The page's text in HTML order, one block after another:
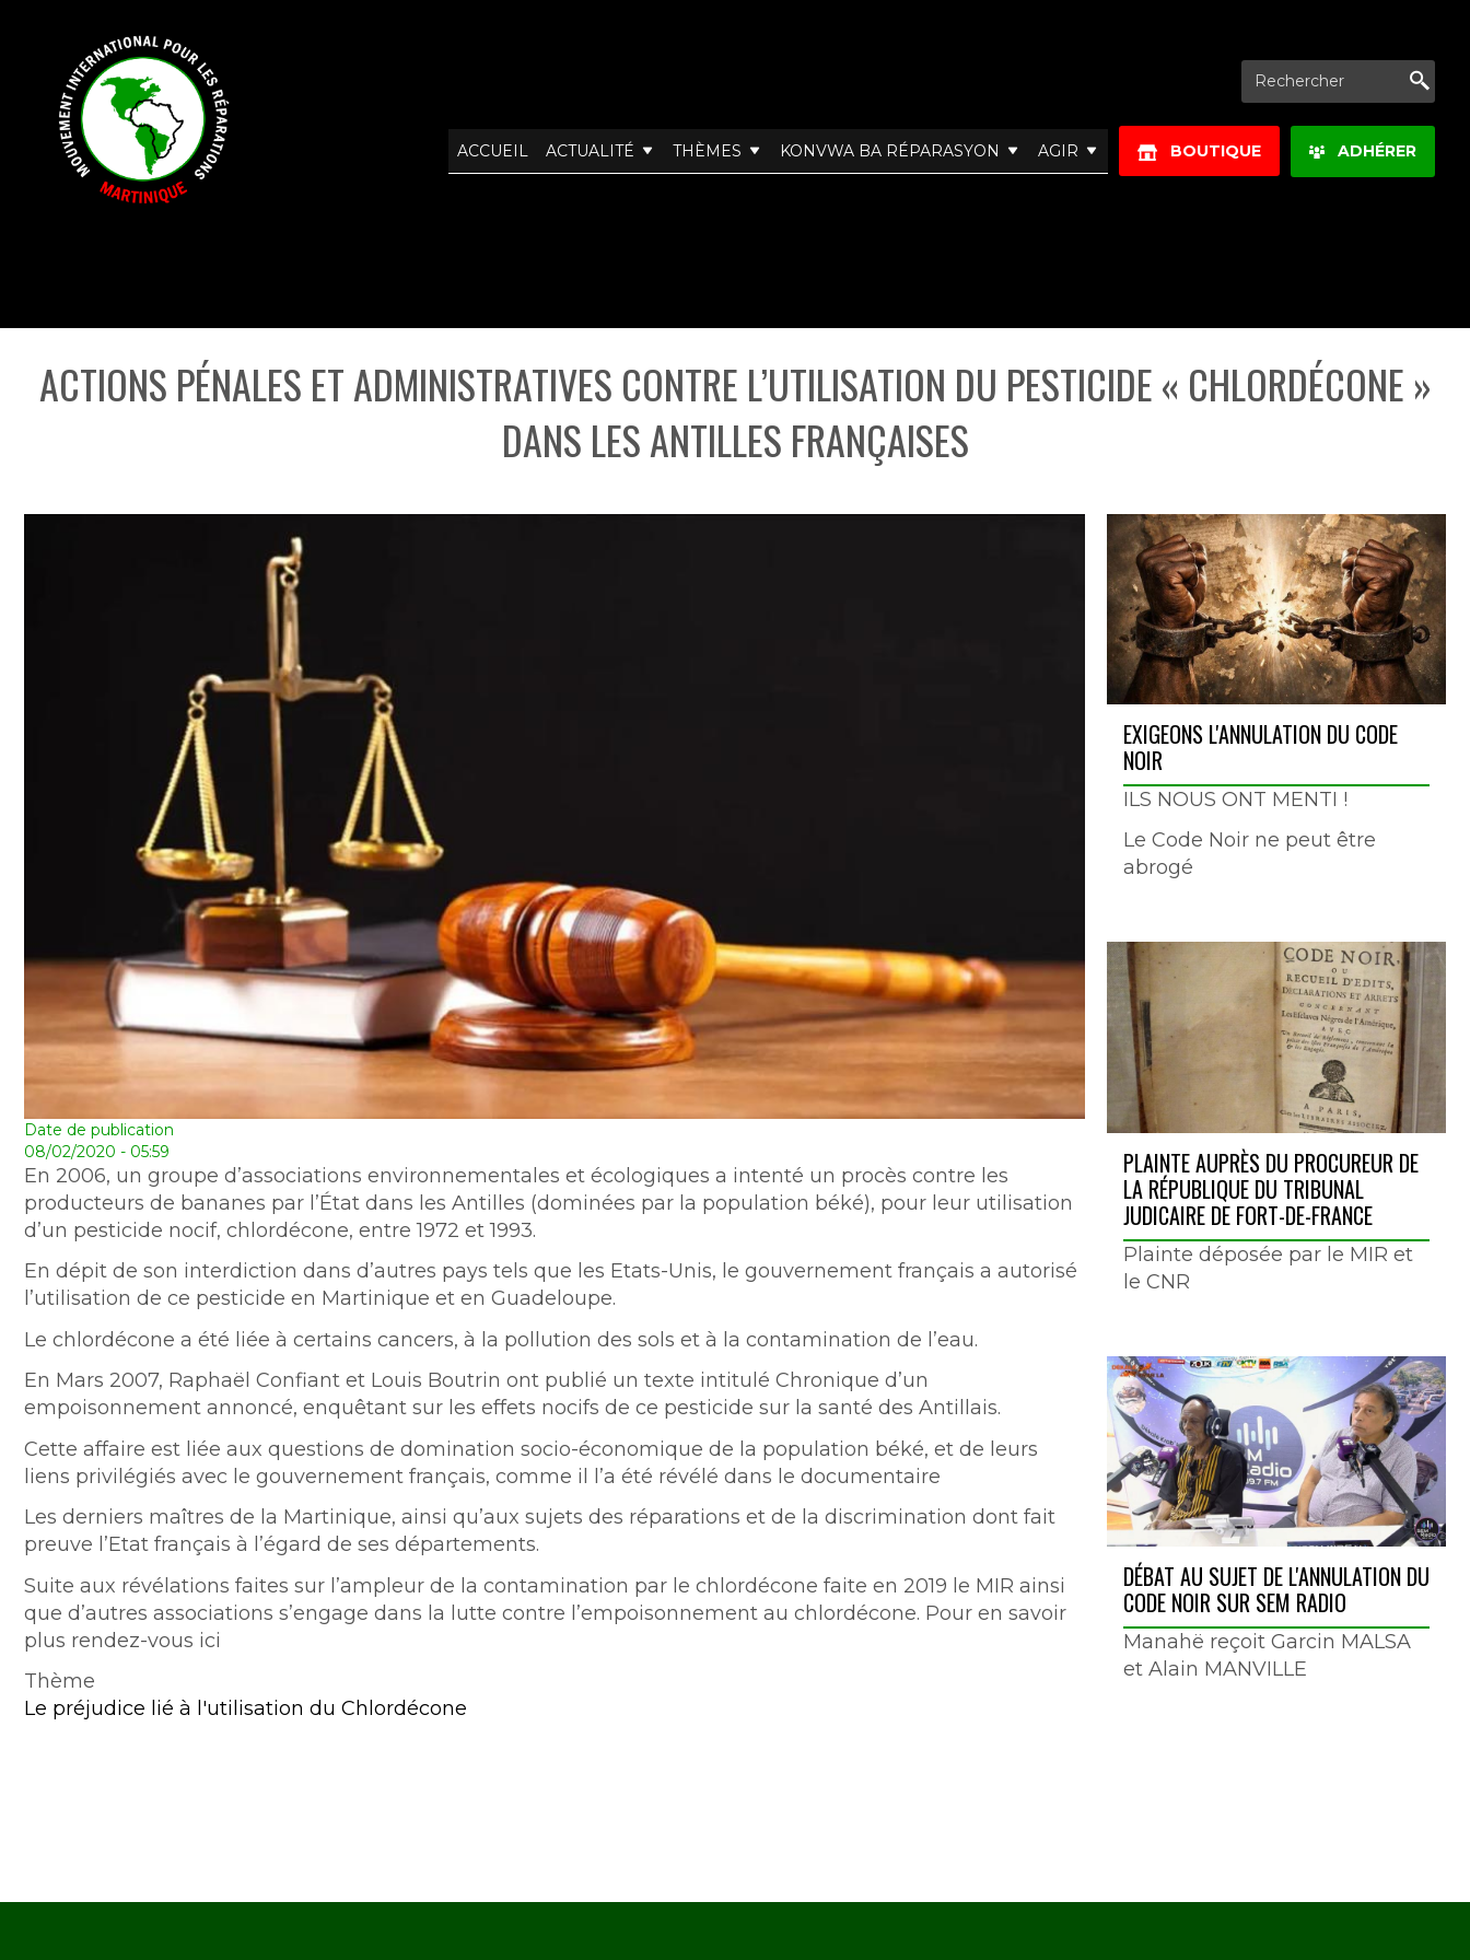
ADHÉRER
BOUTIQUE
ACCUEIL ACTUALITÉ THÈMES KONVWA BA RÉPARASYON AGIR
ACTIONS PÉNALES ET ADMINISTRATIVES CONTRE L’UTILISATION DU PESTICIDE « CHLORDÉCONE »
DANS LES ANTILLES FRANÇAISES
Date de publication
08/02/2020 - 05:59
En 2006, un groupe d’associations environnementales et écologiques a intenté un procès contre les
producteurs de bananes par l’État dans les Antilles (dominées par la population béké), pour leur utilisation
d’un pesticide nocif, chlordécone, entre 1972 et 1993.
En dépit de son interdiction dans d’autres pays tels que les Etats-Unis, le gouvernement français a autorisé
l’utilisation de ce pesticide en Martinique et en Guadeloupe.
Le chlordécone a été liée à certains cancers, à la pollution des sols et à la contamination de l’eau.
En Mars 2007, Raphaël Confiant et Louis Boutrin ont publié un texte intitulé Chronique d’un
empoisonnement annoncé, enquêtant sur les effets nocifs de ce pesticide sur la santé des Antillais.
Cette affaire est liée aux questions de domination socio-économique de la population béké, et de leurs
liens privilégiés avec le gouvernement français, comme il l’a été révélé dans le documentaire
Les derniers maîtres de la Martinique, ainsi qu’aux sujets des réparations et de la discrimination dont fait
preuve l’Etat français à l’égard de ses départements.
Suite aux révélations faites sur l’ampleur de la contamination par le chlordécone faite en 2019 le MIR ainsi
que d’autres associations s’engage dans la lutte contre l’empoisonnement au chlordécone. Pour en savoir
plus rendez-vous ici
Thème
Le préjudice lié à l'utilisation du Chlordécone
EXIGEONS L'ANNULATION DU CODE
NOIR
ILS NOUS ONT MENTI !
Le Code Noir ne peut être
abrogé
PLAINTE AUPRÈS DU PROCUREUR DE
LA RÉPUBLIQUE DU TRIBUNAL
JUDICAIRE DE FORT-DE-FRANCE
Plainte déposée par le MIR et
le CNR
DÉBAT AU SUJET DE L'ANNULATION DU
CODE NOIR SUR SEM RADIO
Manahë reçoit Garcin MALSA
et Alain MANVILLE